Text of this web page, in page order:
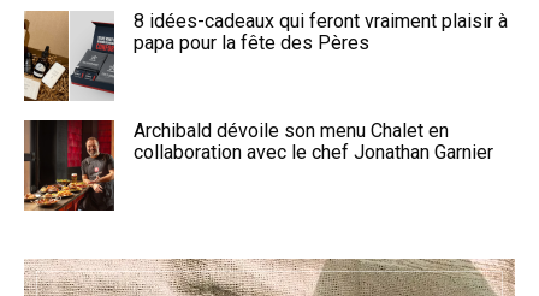
8 idées-cadeaux qui feront vraiment plaisir à
papa pour la fête des Pères
Archibald dévoile son menu Chalet en
collaboration avec le chef Jonathan Garnier